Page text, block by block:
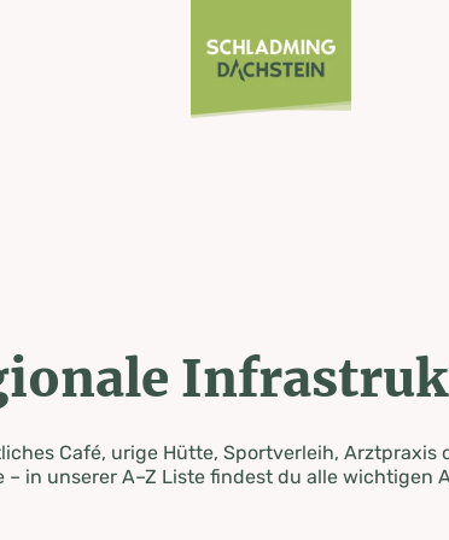
Café, urige Hütte, Sportverleih, Arztpraxis
– in unserer A–Z Liste findest du alle wichtigen